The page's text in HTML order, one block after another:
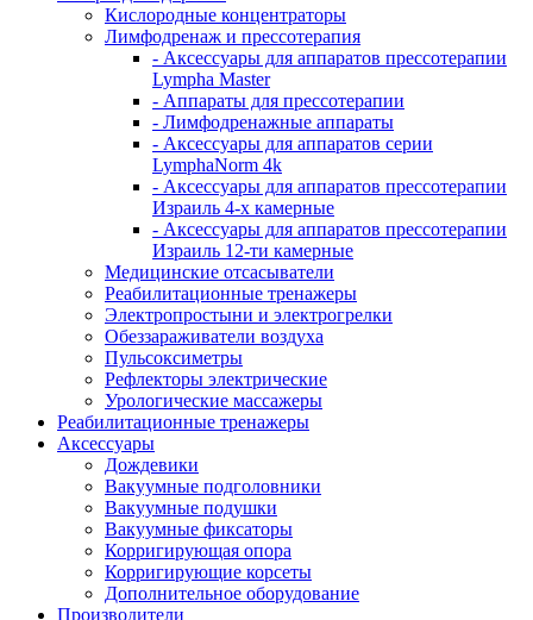
Кислородные концентраторы
Лимфодренаж и прессотерапия
- Аксессуары для аппаратов прессотерапии
Lympha Master
- Аппараты для прессотерапии
- Лимфодренажные аппараты
- Аксессуары для аппаратов серии
LymphaNorm 4k
- Аксессуары для аппаратов прессотерапии
Израиль 4-х камерные
- Аксессуары для аппаратов прессотерапии
Израиль 12-ти камерные
Медицинские отсасыватели
Реабилитационные тренажеры
Электропростыни и электрогрелки
Обеззараживатели воздуха
Пульсоксиметры
Рефлекторы электрические
Урологические массажеры
Реабилитационные тренажеры
Аксессуары
Дождевики
Вакуумные подголовники
Вакуумные подушки
Вакуумные фиксаторы
Корригирующая опора
Корригирующие корсеты
Дополнительное оборудование
Производители